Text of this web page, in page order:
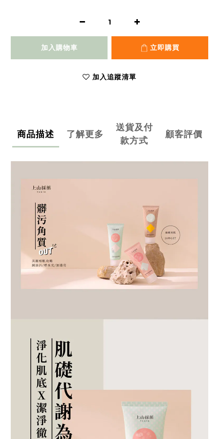
加入購物車 立即購買
加入追蹤清單
商品描述 了解更多
送貨及付
款方式
顧客評價